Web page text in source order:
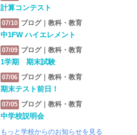
計算コンテスト
07/10 ブログ｜教科・教育
中1FW ハイエレメント
07/09 ブログ｜教科・教育
1学期 期末試験
07/06 ブログ｜教科・教育
期末テスト前日！
07/05 ブログ｜教科・教育
中学校説明会
もっと学校からのお知らせを見る